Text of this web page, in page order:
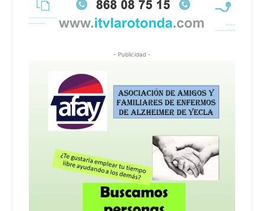
- Publicidad -